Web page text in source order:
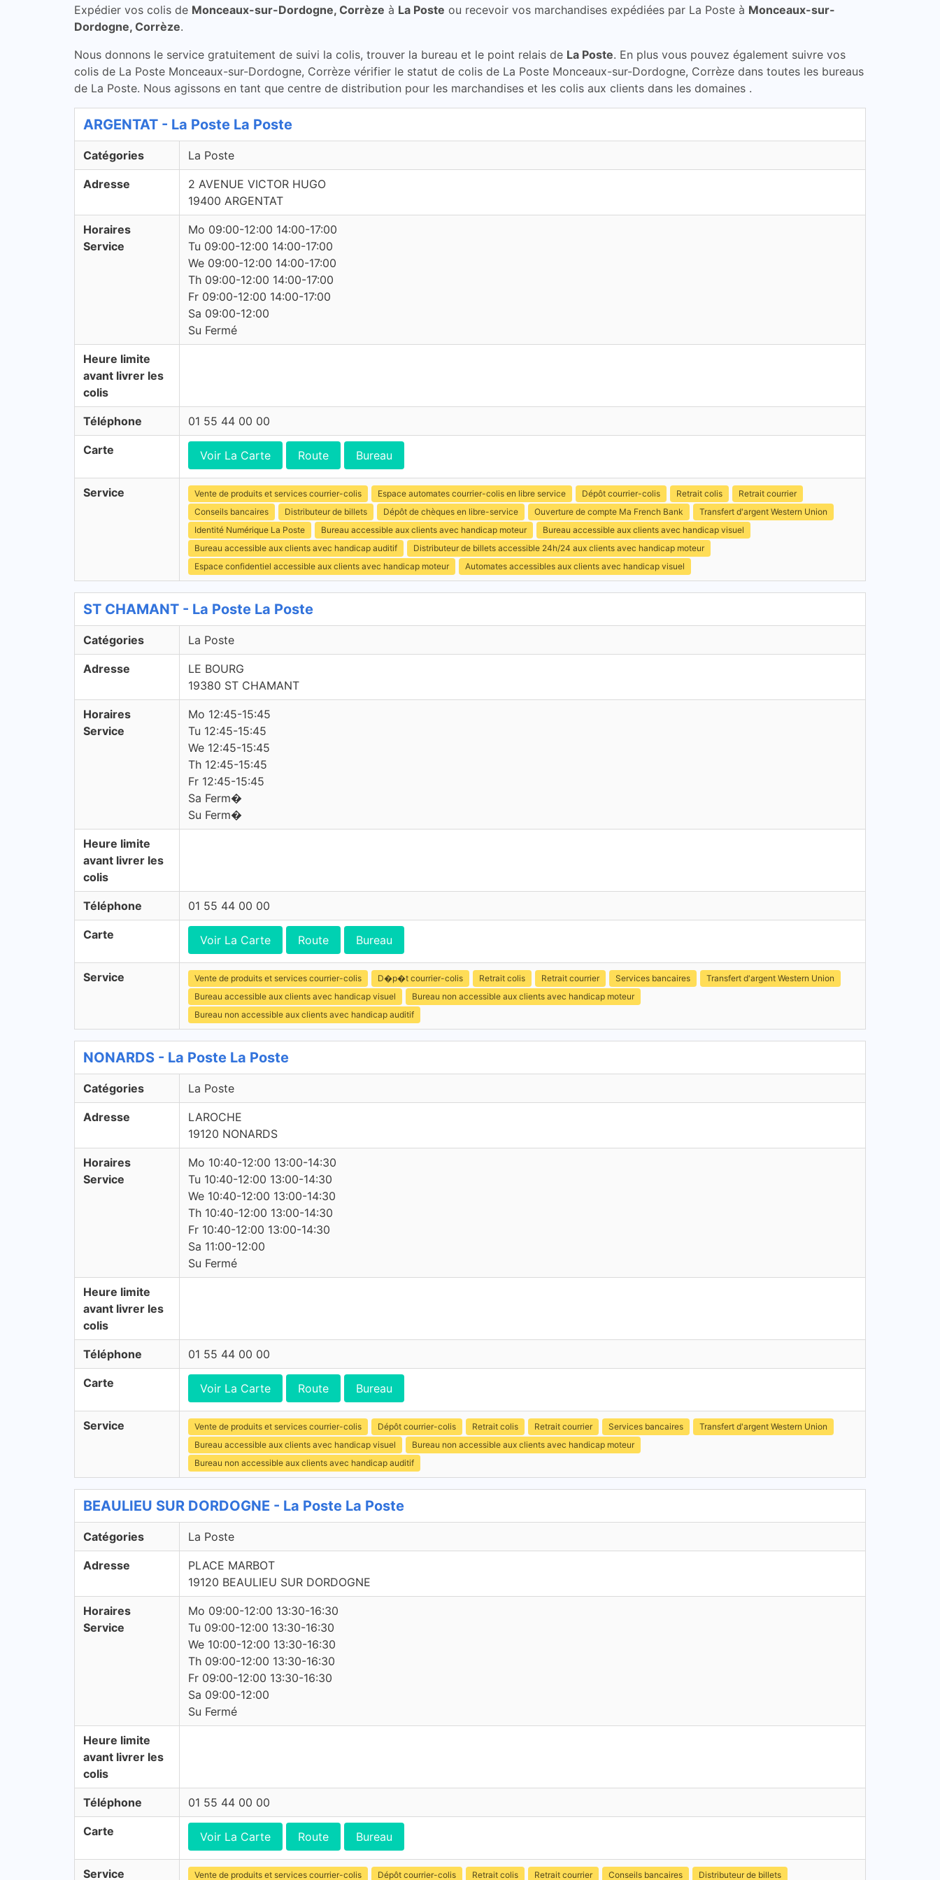
Expédier vos colis de Monceaux-sur-Dordogne, Corrèze à La Poste ou recevoir vos marchandises expédiées par La Poste à Monceaux-sur-
Dordogne, Corrèze.
Nous donnons le service gratuitement de suivi la colis, trouver la bureau et le point relais de La Poste. En plus vous pouvez également suivre vos
colis de La Poste Monceaux-sur-Dordogne, Corrèze vérifier le statut de colis de La Poste Monceaux-sur-Dordogne, Corrèze dans toutes les bureaus
de La Poste. Nous agissons en tant que centre de distribution pour les marchandises et les colis aux clients dans les domaines .
ARGENTAT - La Poste La Poste
Catégories La Poste
Adresse
2 AVENUE VICTOR HUGO
19400 ARGENTAT
Horaires
Service
Mo 09:00-12:00 14:00-17:00
Tu 09:00-12:00 14:00-17:00
We 09:00-12:00 14:00-17:00
Th 09:00-12:00 14:00-17:00
Fr 09:00-12:00 14:00-17:00
Sa 09:00-12:00
Su Fermé
Heure limite
avant livrer les
colis
Téléphone 01 55 44 00 00
Carte Voir La Carte Route Bureau
Service Vente de produits et services courrier-colis Espace automates courrier-colis en libre service Dépôt courrier-colis Retrait colis
Retrait courrier
Conseils bancaires
Distributeur de billets Dépôt de chèques en libre-service Ouverture de compte Ma French Bank
Transfert d'argent Western Union
Identité Numérique La Poste
Bureau accessible aux clients avec handicap moteur
Bureau accessible aux clients avec handicap visuel
Bureau accessible aux clients avec handicap auditif
Distributeur de billets accessible 24h/24 aux clients avec handicap moteur
Espace confidentiel accessible aux clients avec handicap moteur
Automates accessibles aux clients avec handicap visuel
ST CHAMANT - La Poste La Poste
Catégories La Poste
Adresse
LE BOURG
19380 ST CHAMANT
Horaires
Service
Mo 12:45-15:45
Tu 12:45-15:45
We 12:45-15:45
Th 12:45-15:45
Fr 12:45-15:45
Sa Ferm�
Su Ferm�
Heure limite
avant livrer les
colis
Téléphone 01 55 44 00 00
Carte Voir La Carte Route Bureau
Service Vente de produits et services courrier-colis D�p�t courrier-colis Retrait colis Retrait courrier Services bancaires
Transfert d'argent Western Union
Bureau accessible aux clients avec handicap visuel
Bureau non accessible aux clients avec handicap moteur
Bureau non accessible aux clients avec handicap auditif
NONARDS - La Poste La Poste
Catégories La Poste
Adresse
LAROCHE
19120 NONARDS
Horaires
Service
Mo 10:40-12:00 13:00-14:30
Tu 10:40-12:00 13:00-14:30
We 10:40-12:00 13:00-14:30
Th 10:40-12:00 13:00-14:30
Fr 10:40-12:00 13:00-14:30
Sa 11:00-12:00
Su Fermé
Heure limite
avant livrer les
colis
Téléphone 01 55 44 00 00
Carte Voir La Carte Route Bureau
Service Vente de produits et services courrier-colis Dépôt courrier-colis Retrait colis Retrait courrier Services bancaires
Transfert d'argent Western Union
Bureau accessible aux clients avec handicap visuel
Bureau non accessible aux clients avec handicap moteur
Bureau non accessible aux clients avec handicap auditif
BEAULIEU SUR DORDOGNE - La Poste La Poste
Catégories La Poste
Adresse
PLACE MARBOT
19120 BEAULIEU SUR DORDOGNE
Horaires
Service
Mo 09:00-12:00 13:30-16:30
Tu 09:00-12:00 13:30-16:30
We 10:00-12:00 13:30-16:30
Th 09:00-12:00 13:30-16:30
Fr 09:00-12:00 13:30-16:30
Sa 09:00-12:00
Su Fermé
Heure limite
avant livrer les
colis
Téléphone 01 55 44 00 00
Carte Voir La Carte Route Bureau
Service Vente de produits et services courrier-colis Dépôt courrier-colis Retrait colis Retrait courrier Conseils bancaires Distributeur de billets